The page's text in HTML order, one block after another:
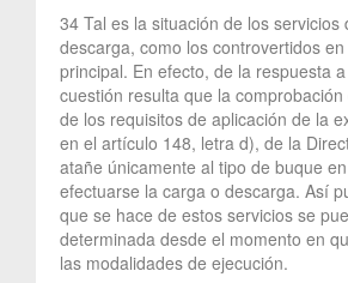
34 Tal es la situación de los servicios
descarga, como los controvertidos en
principal. En efecto, de la respuesta
cuestión resulta que la
de los requisitos de aplicación de la
en el artículo 148, letra d), de la
atañe únicamente al tipo de buque
efectuarse la carga o descarga. Así
que se hace de estos servicios se
determinada desde el momento en
las modalidades de ejecución.